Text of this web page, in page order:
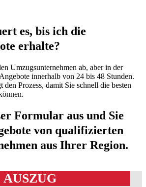
es, bis ich die
erhalte?
Umzugsunternehmen ab, aber in der
innerhalb von 24 bis 48 Stunden.
den Prozess, damit Sie schnell die besten
Formular aus und Sie
von qualifizierten
aus Ihrer Region.
AUSZUG